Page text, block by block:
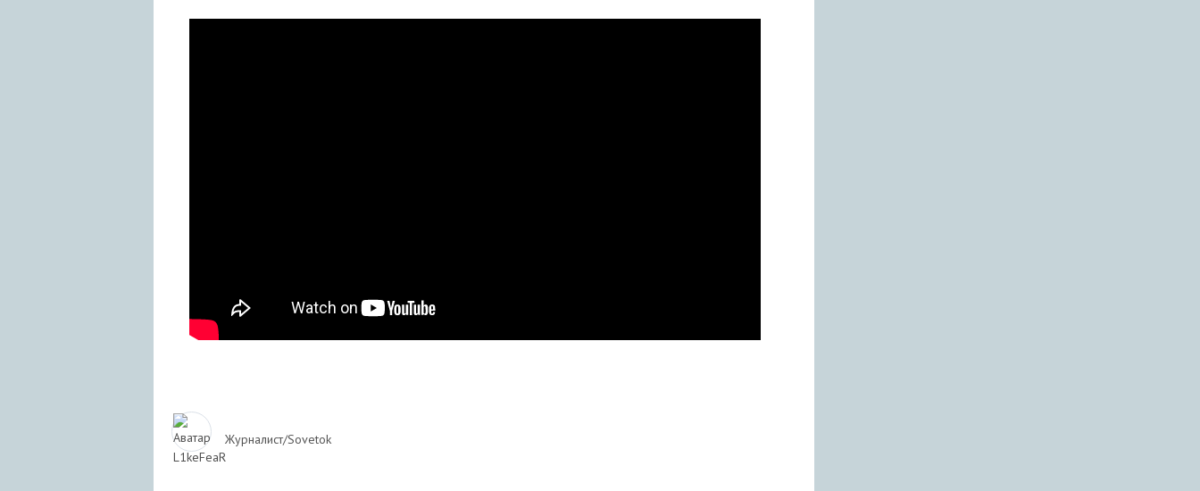
Журналист/Sovetok